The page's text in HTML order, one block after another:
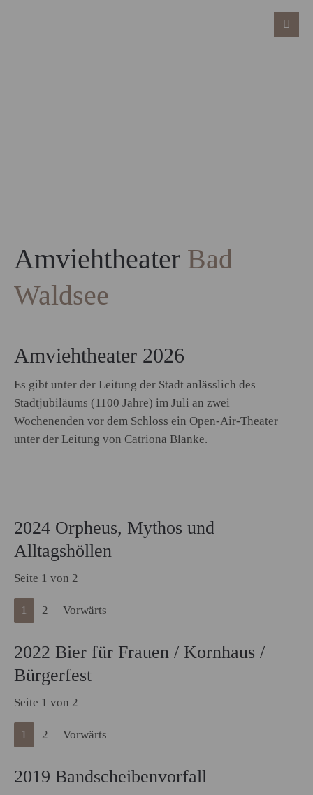
Amviehtheater Bad
Waldsee
Amviehtheater 2026
Es gibt unter der Leitung der Stadt anlässlich des
Stadtjubiläums (1100 Jahre) im Juli an zwei
Wochenenden vor dem Schloss ein Open-Air-Theater
unter der Leitung von Catriona Blanke.
2024 Orpheus, Mythos und
Alltagshöllen
Seite 1 von 2
1 2 Vorwärts
2022 Bier für Frauen / Kornhaus /
Bürgerfest
Seite 1 von 2
1 2 Vorwärts
2019 Bandscheibenvorfall